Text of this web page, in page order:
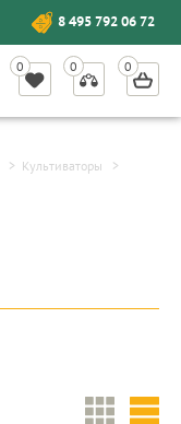
8 495 792 06 72
Культиваторы